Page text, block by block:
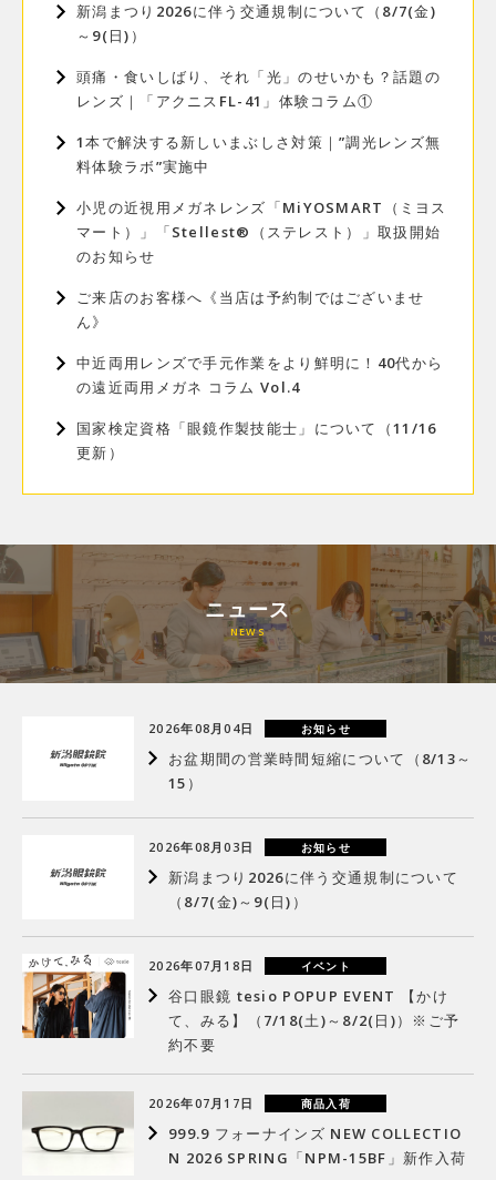
新潟まつり2026に伴う交通規制について（8/7(金)
～9(日)）
頭痛・食いしばり、それ「光」のせいかも？話題の
レンズ｜「アクニスFL-41」体験コラム①
1本で解決する新しいまぶしさ対策｜”調光レンズ無
料体験ラボ”実施中
小児の近視用メガネレンズ「MiYOSMART（ミヨス
マート）」「Stellest®（ステレスト）」取扱開始
のお知らせ
ご来店のお客様へ《当店は予約制ではございませ
ん》
中近両用レンズで手元作業をより鮮明に！40代から
の遠近両用メガネ コラム Vol.4
国家検定資格「眼鏡作製技能士」について（11/16
更新）
ニュース
2026年08月04日 お知らせ
お盆期間の営業時間短縮について（8/13～
15）
2026年08月03日 お知らせ
新潟まつり2026に伴う交通規制について
（8/7(金)～9(日)）
2026年07月18日 イベント
谷口眼鏡 tesio POPUP EVENT 【かけ
て、みる】（7/18(土)～8/2(日)）※ご予
約不要
2026年07月17日 商品入荷
999.9 フォーナインズ NEW COLLECTIO
N 2026 SPRING「NPM-15BF」新作入荷